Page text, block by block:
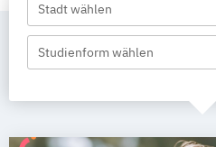
Stadt wählen
Studienform wählen